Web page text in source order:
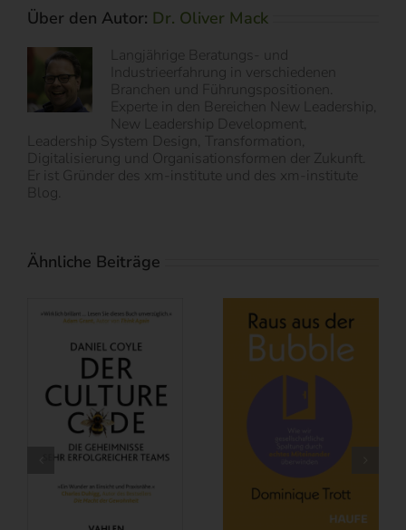
Über den Autor: Dr. Oliver Mack
Langjährige Beratungs- und
Industrieerfahrung in verschiedenen
Branchen und Führungspositionen.
Experte in den Bereichen New Leadership,
New Leadership Development,
Leadership System Design, Transformation,
Digitalisierung und Organisationsformen der Zukunft.
Er ist Gründer des xm-institute und des xm-institute
Blog.
Ähnliche Beiträge